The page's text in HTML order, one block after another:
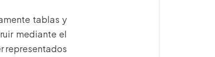
tablas y
mediante el
representados